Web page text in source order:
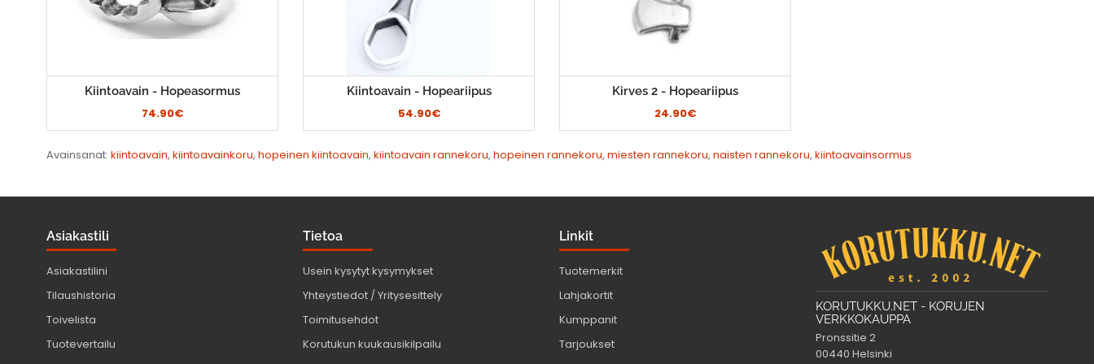
Kiintoavain - Hopeasormus
74.90€
Kiintoavain - Hopeariipus
54.90€
Kirves 2 - Hopeariipus
24.90€
Avainsanat: kiintoavain, kiintoavainkoru, hopeinen kiintoavain, kiintoavain rannekoru, hopeinen rannekoru, miesten rannekoru, naisten rannekoru, kiintoavainsormus
Asiakastili
Asiakastilini
Tilaushistoria
Toivelista
Tuotevertailu
Tietoa
Usein kysytyt kysymykset
Yhteystiedot / Yritysesittely
Toimitusehdot
Korutukun kuukausikilpailu
Linkit
Tuotemerkit
Lahjakortit
Kumppanit
Tarjoukset
KORUTUKKU.NET - KORUJEN
VERKKOKAUPPA
Pronssitie 2
00440 Helsinki